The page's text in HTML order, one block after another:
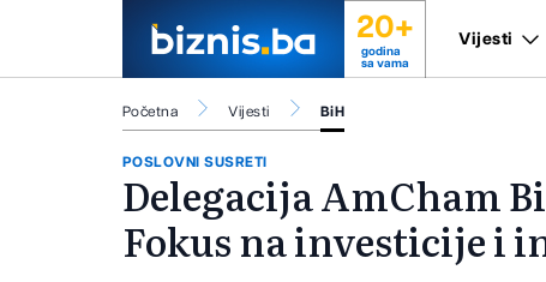
20+
godina
sa vama
Vijesti
Početna Vijesti BiH
POSLOVNI SUSRETI
Delegacija AmCham
Fokus na investicije i